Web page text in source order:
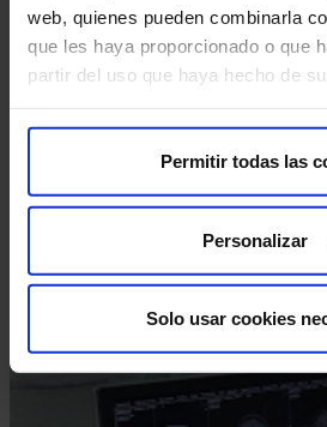
web, quienes pueden combinarla
que les haya proporcionado o que
partir del uso que haya hecho de
Permitir todas las
Personalizar
Solo usar cookies